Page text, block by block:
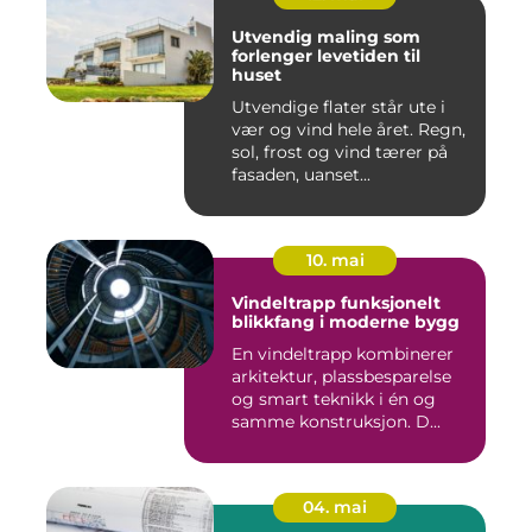
Utvendig maling som
forlenger levetiden til
huset
Utvendige flater står ute i
vær og vind hele året. Regn,
sol, frost og vind tærer på
fasaden, uanset...
10. mai
Vindeltrapp funksjonelt
blikkfang i moderne bygg
En vindeltrapp kombinerer
arkitektur, plassbesparelse
og smart teknikk i én og
samme konstruksjon. D...
04. mai